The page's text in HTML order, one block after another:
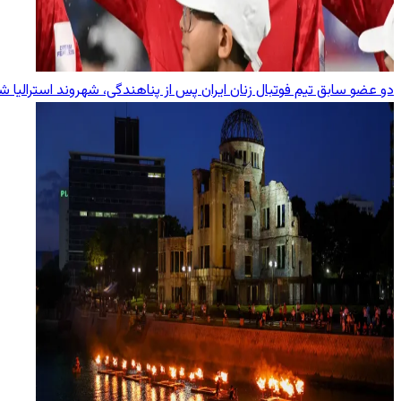
دو عضو سابق تیم فوتبال زنان ایران پس از پناهندگی، شهروند استرالیا